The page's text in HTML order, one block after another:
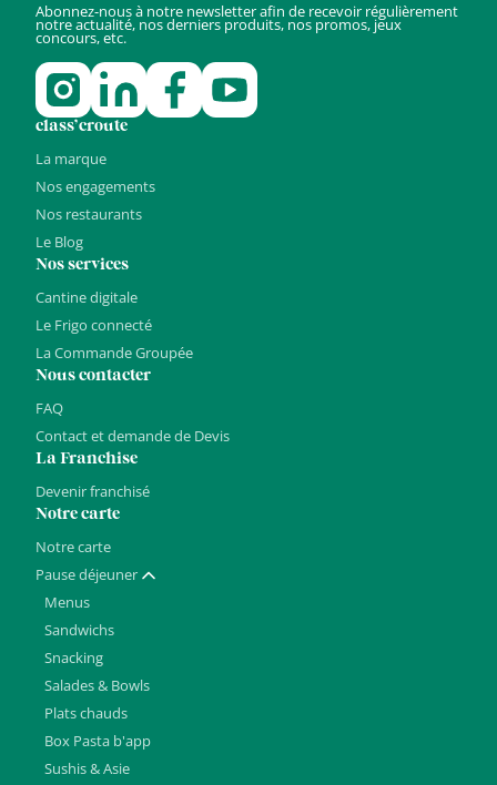
Abonnez-nous à notre newsletter afin de recevoir régulièrement
notre actualité, nos derniers produits, nos promos, jeux
concours, etc.
class’croute
La marque
Nos engagements
Nos restaurants
Le Blog
Nos services
Cantine digitale
Le Frigo connecté
La Commande Groupée
Nous contacter
FAQ
Contact et demande de Devis
La Franchise
Devenir franchisé
Notre carte
Notre carte
Pause déjeuner Afficher / masquer
Menus
Sandwichs
Snacking
Salades & Bowls
Plats chauds
Box Pasta b'app
Sushis & Asie